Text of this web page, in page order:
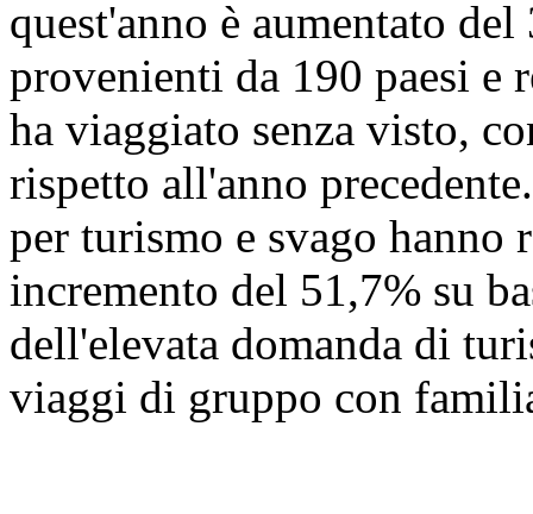
quest'anno è aumentato
provenienti da 190 paesi e
ha viaggiato senza visto,
rispetto all'anno
per turismo e svago hanno
incremento del 51,7% su
dell'elevata domanda di
viaggi di gruppo con